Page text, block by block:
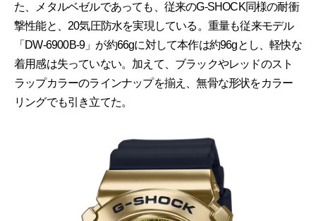
た、メタルベゼルであっても、従来のG-SHOCK同様の耐衝
撃性能と、20気圧防水を実現している。重量も従来モデル
「DW-6900B-9」が約66gに対して本作は約96gとし、軽快な
着用感は失っていない。加えて、ブラックやレッドのスト
ラップカラーのラインナップを揃え、無骨な形状をカラー
リングでも引き立てた。